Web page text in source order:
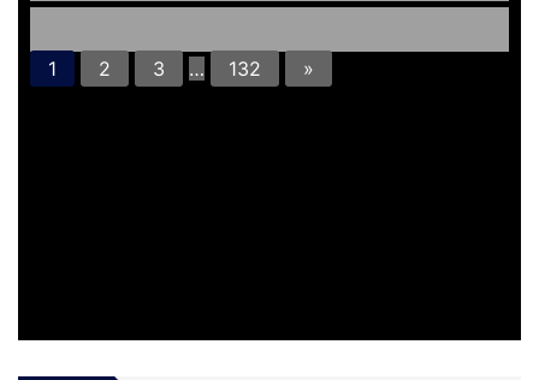
1 2 3 … 132 »